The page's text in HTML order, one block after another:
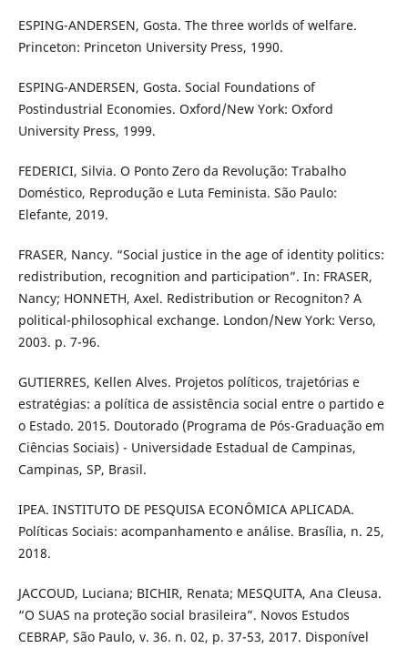
ESPING-ANDERSEN, Gosta. The three worlds of welfare.
Princeton: Princeton University Press, 1990.
ESPING-ANDERSEN, Gosta. Social Foundations of
Postindustrial Economies. Oxford/New York: Oxford
University Press, 1999.
FEDERICI, Silvia. O Ponto Zero da Revolução: Trabalho
Doméstico, Reprodução e Luta Feminista. São Paulo:
Elefante, 2019.
FRASER, Nancy. “Social justice in the age of identity politics:
redistribution, recognition and participation”. In: FRASER,
Nancy; HONNETH, Axel. Redistribution or Recogniton? A
political-philosophical exchange. London/New York: Verso,
2003. p. 7-96.
GUTIERRES, Kellen Alves. Projetos políticos, trajetórias e
estratégias: a política de assistência social entre o partido e
o Estado. 2015. Doutorado (Programa de Pós-Graduação em
Ciências Sociais) - Universidade Estadual de Campinas,
Campinas, SP, Brasil.
IPEA. INSTITUTO DE PESQUISA ECONÔMICA APLICADA.
Políticas Sociais: acompanhamento e análise. Brasília, n. 25,
2018.
JACCOUD, Luciana; BICHIR, Renata; MESQUITA, Ana Cleusa.
“O SUAS na proteção social brasileira”. Novos Estudos
CEBRAP, São Paulo, v. 36. n. 02, p. 37-53, 2017. Disponível